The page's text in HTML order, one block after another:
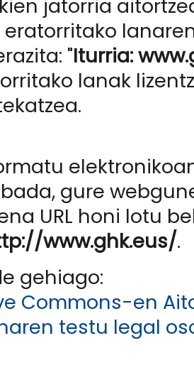
jatorria
eratorritako
"Iturria:
lanak
gure
URL honi lotu
www.ghk.eus/.
gehiago:
Commons-en
testu legal